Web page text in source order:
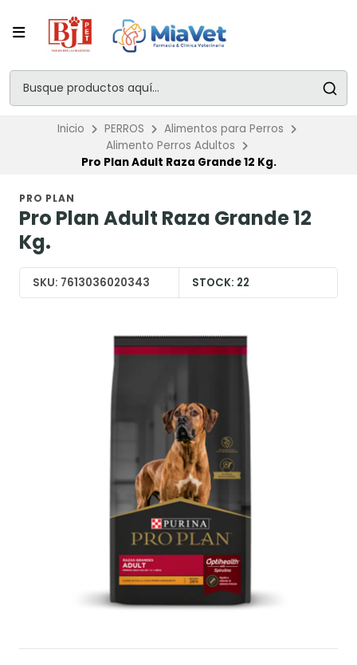
Inicio PERROS
Alimentos para Perros
Alimento Perros Adultos
Pro Plan Adult Raza Grande 12 Kg.
PRO PLAN
Pro Plan Adult Raza Grande 12
Kg.
SKU: 7613036020343 STOCK: 22